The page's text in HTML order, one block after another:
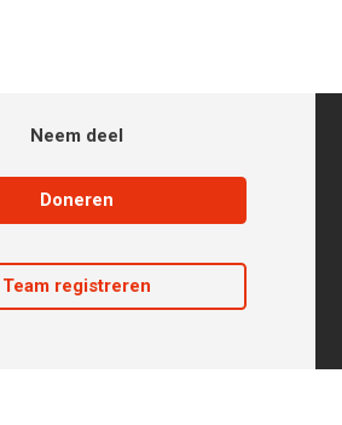
Neem deel
Doneren
Team registreren